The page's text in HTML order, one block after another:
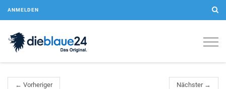
ANMELDEN
← Vorheriger Nächster →